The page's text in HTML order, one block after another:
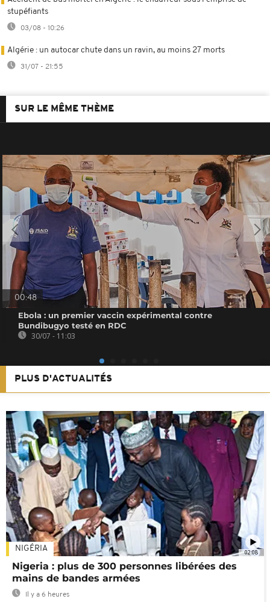
stupéfiants
03/08 - 10:26
Algérie : un autocar chute dans un ravin, au moins 27 morts
31/07 - 21:55
SUR LE MÊME THÈME
00:48
Ebola : un premier vaccin expérimental contre
Bundibugyo testé en RDC
30/07 - 11:03
PLUS D'ACTUALITÉS
02:08
NIGÉRIA
Nigeria : plus de 300 personnes libérées des
mains de bandes armées
Il y a 6 heures